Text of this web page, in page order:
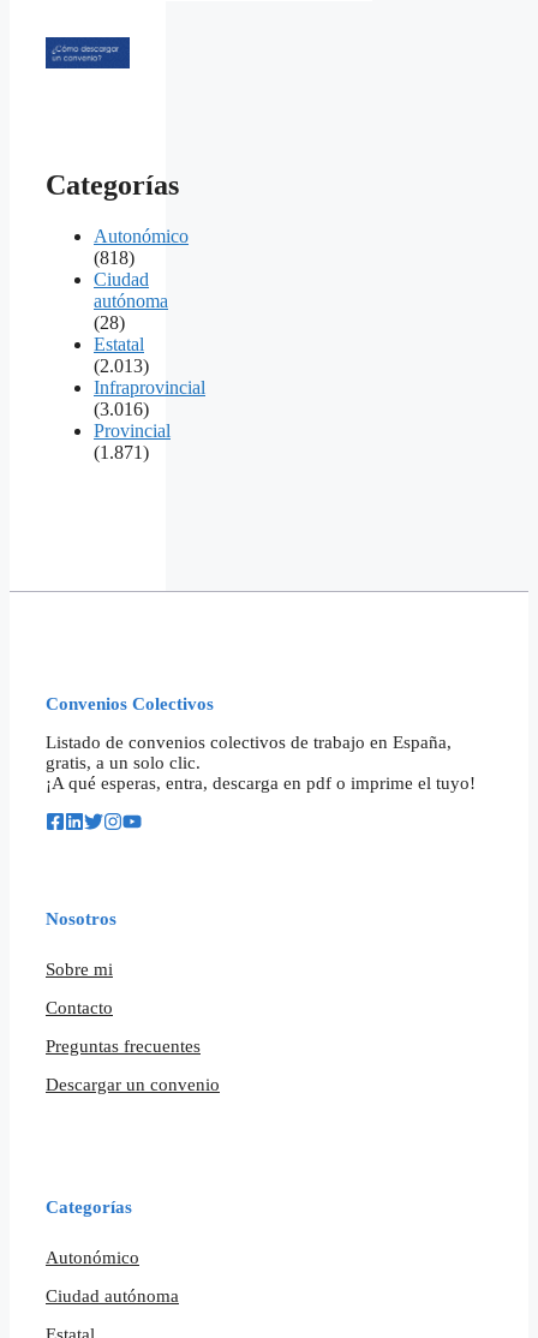
Categorías
Autonómico
(818)
Ciudad
autónoma
(28)
Estatal
(2.013)
Infraprovincial
(3.016)
Provincial
(1.871)
Convenios Colectivos
Listado de convenios colectivos de trabajo en España,
gratis, a un solo clic.
¡A qué esperas, entra, descarga en pdf o imprime el tuyo!
Nosotros
Sobre mi
Contacto
Preguntas frecuentes
Descargar un convenio
Categorías
Autonómico
Ciudad autónoma